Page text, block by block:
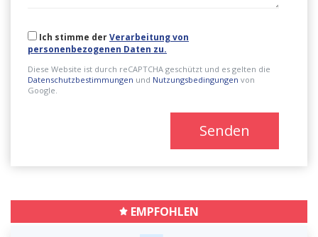
Ich stimme derVerarbeitung von
personenbezogenen Daten zu.
Diese Website ist durch reCAPTCHA geschützt und es gelten die
Datenschutzbestimmungen und Nutzungsbedingungen von
Google.
Senden
EMPFOHLEN